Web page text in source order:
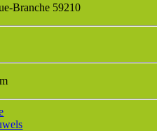
Branche 59210